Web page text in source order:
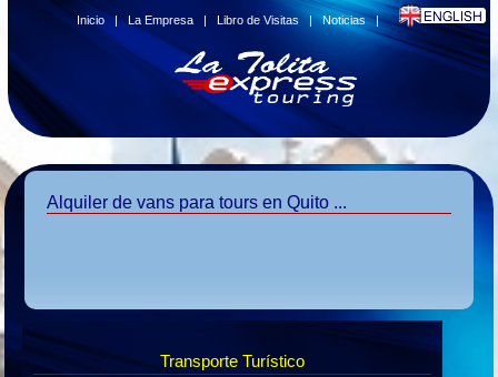
Inicio |La Empresa |Libro de Visitas |Noticias|
Alquiler de vans para tours en Quito ...
Transporte Turístico